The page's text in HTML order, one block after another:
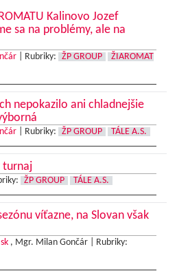
Kalinovo Jozef
sa na problémy, ale na
Rubriky: ŽP GROUP
ŽIAROMAT
nepokazilo ani chladnejšie
Rubriky: ŽP GROUP TÁLE A.S.
turnaj
ŽP GROUP TÁLE A.S.
víťazne, na Slovan však
, Mgr. Milan Gončár |
Rubriky: